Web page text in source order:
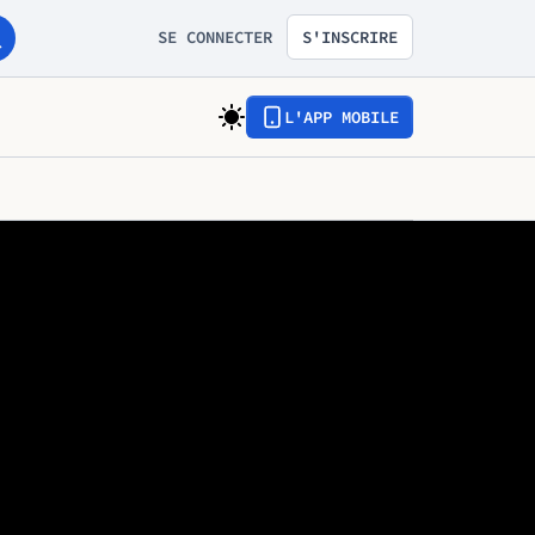
SE CONNECTER S'INSCRIRE
L'APP MOBILE